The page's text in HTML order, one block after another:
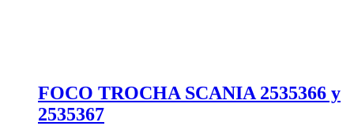
FOCO TROCHA SCANIA 2535366 y
2535367